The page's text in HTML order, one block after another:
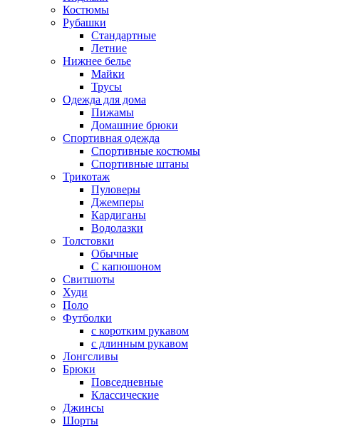
Костюмы
Рубашки
Стандартные
Летние
Нижнее белье
Майки
Трусы
Одежда для дома
Пижамы
Домашние брюки
Спортивная одежда
Спортивные костюмы
Спортивные штаны
Трикотаж
Пуловеры
Джемперы
Кардиганы
Водолазки
Толстовки
Обычные
С капюшоном
Свитшоты
Худи
Поло
Футболки
с коротким рукавом
с длинным рукавом
Лонгсливы
Брюки
Повседневные
Классические
Джинсы
Шорты